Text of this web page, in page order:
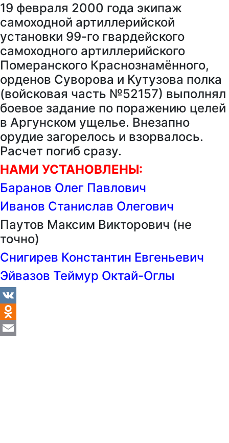
19 февраля 2000 года экипаж
самоходной артиллерийской
установки 99-го гвардейского
самоходного артиллерийского
Померанского Краснознамённого,
орденов Суворова и Кутузова полка
(войсковая часть №52157) выполнял
боевое задание по поражению целей
в Аргунском ущелье. Внезапно
орудие загорелось и взорвалось.
Расчет погиб сразу.
НАМИ УСТАНОВЛЕНЫ:
Баранов Олег Павлович
Иванов Станислав Олегович
Паутов Максим Викторович (не
точно)
Снигирев Константин Евгеньевич
Эйвазов Теймур Октай-Оглы
VK
Odnoklassniki